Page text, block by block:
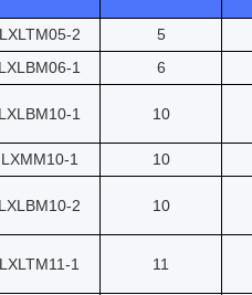
LXLTM05-2 5
LXLBM06-1
6
LXLBM10-1 10
LXMM10-1 10
LXLBM10-2 10
LXLTM11-1 11